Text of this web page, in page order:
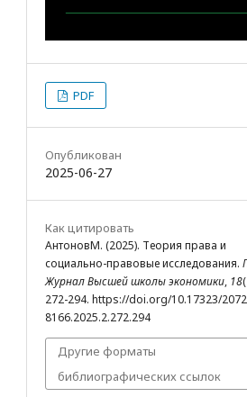
PDF
Опубликован
2025-06-27
Как цитировать
АнтоновМ. (2025). Теория права и
социально-правовые исследования.
Журнал Высшей школы экономики, 18
272-294. https://doi.org/10.17323/
8166.2025.2.272.294
Другие форматы
библиографических ссылок